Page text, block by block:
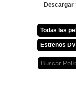
Descargar
Todas las
Estrenos